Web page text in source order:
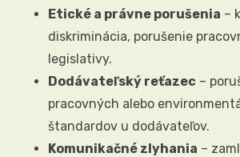
Etické a právne porušenia –
diskriminácia, porušenie
legislativy.
Dodávateľský reťazec –
pracovných alebo
štandardov u dodávateľov.
Komunikačné zlyhania –